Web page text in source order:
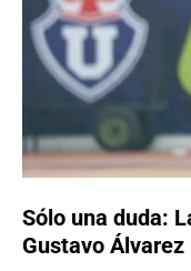
Sólo una duda:
Gustavo